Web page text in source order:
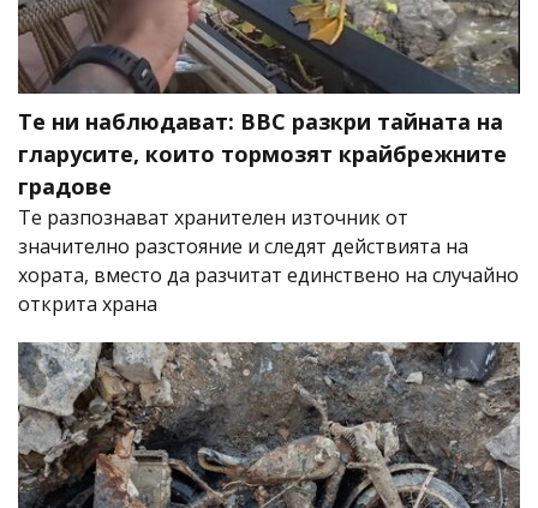
Те ни наблюдават: BBC разкри тайната на
гларусите, които тормозят крайбрежните
градове
Те разпознават хранителен източник от
значително разстояние и следят действията на
хората, вместо да разчитат единствено на случайно
открита храна